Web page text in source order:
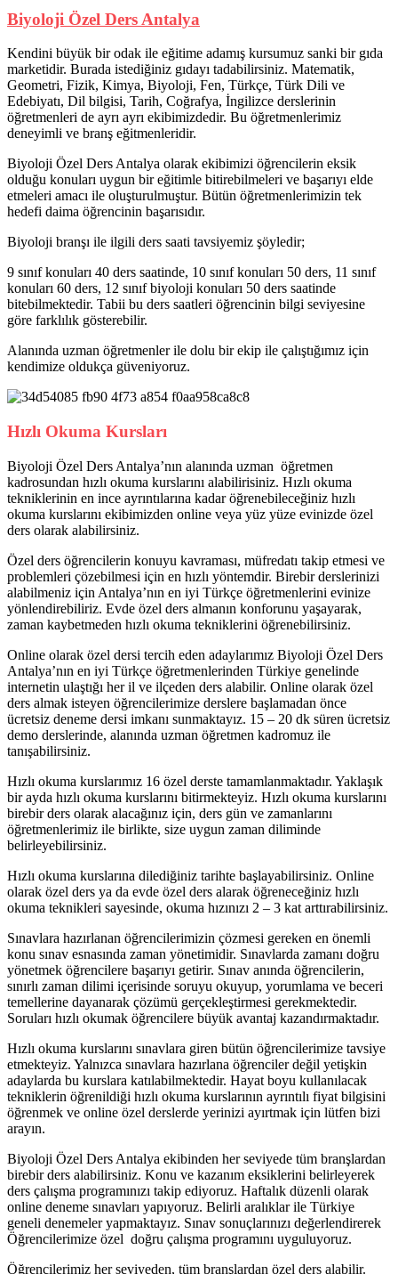
Biyoloji Özel Ders Antalya
Kendini büyük bir odak ile eğitime adamış kursumuz sanki bir gıda
marketidir. Burada istediğiniz gıdayı tadabilirsiniz. Matematik,
Geometri, Fizik, Kimya, Biyoloji, Fen, Türkçe, Türk Dili ve
Edebiyatı, Dil bilgisi, Tarih, Coğrafya, İngilizce derslerinin
öğretmenleri de ayrı ayrı ekibimizdedir. Bu öğretmenlerimiz
deneyimli ve branş eğitmenleridir.
Biyoloji Özel Ders Antalya olarak ekibimizi öğrencilerin eksik
olduğu konuları uygun bir eğitimle bitirebilmeleri ve başarıyı elde
etmeleri amacı ile oluşturulmuştur. Bütün öğretmenlerimizin tek
hedefi daima öğrencinin başarısıdır.
Biyoloji branşı ile ilgili ders saati tavsiyemiz şöyledir;
9 sınıf konuları 40 ders saatinde, 10 sınıf konuları 50 ders, 11 sınıf
konuları 60 ders, 12 sınıf biyoloji konuları 50 ders saatinde
bitebilmektedir. Tabii bu ders saatleri öğrencinin bilgi seviyesine
göre farklılık gösterebilir.
Alanında uzman öğretmenler ile dolu bir ekip ile çalıştığımız için
kendimize oldukça güveniyoruz.
Hızlı Okuma Kursları
Biyoloji Özel Ders Antalya’nın alanında uzman öğretmen
kadrosundan hızlı okuma kurslarını alabilirisiniz. Hızlı okuma
tekniklerinin en ince ayrıntılarına kadar öğrenebileceğiniz hızlı
okuma kurslarını ekibimizden online veya yüz yüze evinizde özel
ders olarak alabilirsiniz.
Özel ders öğrencilerin konuyu kavraması, müfredatı takip etmesi ve
problemleri çözebilmesi için en hızlı yöntemdir. Birebir derslerinizi
alabilmeniz için Antalya’nın en iyi Türkçe öğretmenlerini evinize
yönlendirebiliriz. Evde özel ders almanın konforunu yaşayarak,
zaman kaybetmeden hızlı okuma tekniklerini öğrenebilirsiniz.
Online olarak özel dersi tercih eden adaylarımız Biyoloji Özel Ders
Antalya’nın en iyi Türkçe öğretmenlerinden Türkiye genelinde
internetin ulaştığı her il ve ilçeden ders alabilir. Online olarak özel
ders almak isteyen öğrencilerimize derslere başlamadan önce
ücretsiz deneme dersi imkanı sunmaktayız. 15 – 20 dk süren ücretsiz
demo derslerinde, alanında uzman öğretmen kadromuz ile
tanışabilirsiniz.
Hızlı okuma kurslarımız 16 özel derste tamamlanmaktadır. Yaklaşık
bir ayda hızlı okuma kurslarını bitirmekteyiz. Hızlı okuma kurslarını
birebir ders olarak alacağınız için, ders gün ve zamanlarını
öğretmenlerimiz ile birlikte, size uygun zaman diliminde
belirleyebilirsiniz.
Hızlı okuma kurslarına dilediğiniz tarihte başlayabilirsiniz. Online
olarak özel ders ya da evde özel ders alarak öğreneceğiniz hızlı
okuma teknikleri sayesinde, okuma hızınızı 2 – 3 kat arttırabilirsiniz.
Sınavlara hazırlanan öğrencilerimizin çözmesi gereken en önemli
konu sınav esnasında zaman yönetimidir. Sınavlarda zamanı doğru
yönetmek öğrencilere başarıyı getirir. Sınav anında öğrencilerin,
sınırlı zaman dilimi içerisinde soruyu okuyup, yorumlama ve beceri
temellerine dayanarak çözümü gerçekleştirmesi gerekmektedir.
Soruları hızlı okumak öğrencilere büyük avantaj kazandırmaktadır.
Hızlı okuma kurslarını sınavlara giren bütün öğrencilerimize tavsiye
etmekteyiz. Yalnızca sınavlara hazırlana öğrenciler değil yetişkin
adaylarda bu kurslara katılabilmektedir. Hayat boyu kullanılacak
tekniklerin öğrenildiği hızlı okuma kurslarının ayrıntılı fiyat bilgisini
öğrenmek ve online özel derslerde yerinizi ayırtmak için lütfen bizi
arayın.
Biyoloji Özel Ders Antalya ekibinden her seviyede tüm branşlardan
birebir ders alabilirsiniz. Konu ve kazanım eksiklerini belirleyerek
ders çalışma programınızı takip ediyoruz. Haftalık düzenli olarak
online deneme sınavları yapıyoruz. Belirli aralıklar ile Türkiye
geneli denemeler yapmaktayız. Sınav sonuçlarınızı değerlendirerek
Öğrencilerimize özel doğru çalışma programını uyguluyoruz.
Öğrencilerimiz her seviyeden, tüm branşlardan özel ders alabilir.